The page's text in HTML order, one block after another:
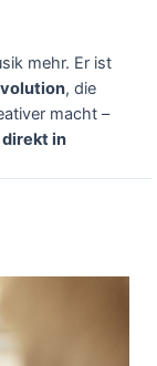
mehr. Er ist
, die
macht –
direkt in